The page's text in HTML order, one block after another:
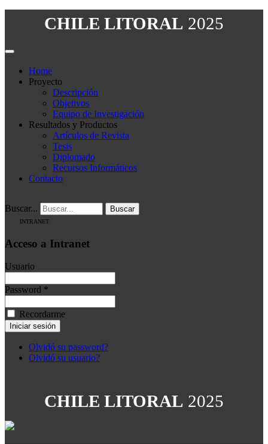
CHILE LITORAL 2025
Home
Proyecto
Descripción
Objetivos
Equipo de Investigación
Resultados y Productos
Artículos de Revista
Tesis
Diplomado
Recursos Informáticos
Contacto
Buscar... Buscar
INTRANET
Acceso a Intranet
Usuario
Password *
Recordarme
Olvidó su password?
Olvidó su usuario?
CHILE LITORAL 2025